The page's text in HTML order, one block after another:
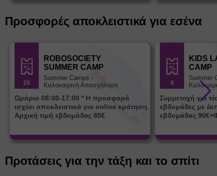
Προσφορές αποκλειστικά για εσένα
20
ROBOSOCIETY
SUMMER CAMP
Summer Camps -
Καλοκαιρινή Απασχόληση
Ωράριο 08:00-17:00 * Η προσφορά
ισχύει αποκλειστικά για online κράτηση.
Αρχική τιμή εβδομάδας 85€
9
KIDS
CAMP
Summer
Συμμετοχή για
εβδομάδες με
εβδομάδας
Προτάσεις για την τάξη και το σπίτι